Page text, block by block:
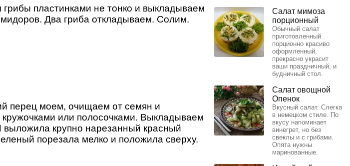
пластинками не тонко и выкладываем
Два гриба откладываем. Солим.
перец моем, очищаем от семян и
или полосочками. Выкладываем
крупно нарезанный красный
порезала мелко и положила сверху.
Салат мимоза
порционный
Обычный салат
приготовленный
порционно красиво
оформленный,
прекрасно украсит
ваши праздничный, и
будничный стол.
Салат овощной
Опенок
Вкусный салат. Слегка
в немецком стиле. По
вкусу напоминает
винегрет, но без
свеклы и с грибами.
Опята нужны
маринованные.